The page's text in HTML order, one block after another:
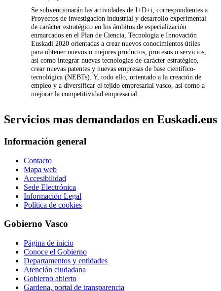
Se subvencionarán las actividades de I+D+i, correspondientes a
Proyectos de investigación industrial y desarrollo experimental
de carácter estratégico en los ámbitos de especialización
enmarcados en el Plan de Ciencia, Tecnología e Innovación
Euskadi 2020 orientadas a crear nuevos conocimientos útiles
para obtener nuevos o mejores productos, procesos o servicios,
así como integrar nuevas tecnologías de carácter estratégico,
crear nuevas patentes y nuevas empresas de base científico-
tecnológica (NEBTs). Y, todo ello, orientado a la creación de
empleo y a diversificar el tejido empresarial vasco, así como a
mejorar la competitividad empresarial.
Servicios mas demandados en Euskadi.eus
Información general
Contacto
Mapa web
Accesibilidad
Sede Electrónica
Información Legal
Política de cookies
Gobierno Vasco
Página de inicio
Conoce el Gobierno
Departamentos y entidades
Atención ciudadana
Gobierno abierto
Gardena, portal de transparencia